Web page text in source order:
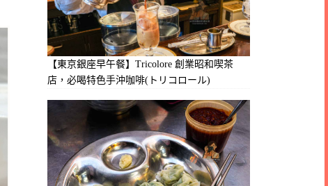
【東京銀座早午餐】Tricolore 創業昭和喫茶
店，必喝特色手沖咖啡(トリコロール)